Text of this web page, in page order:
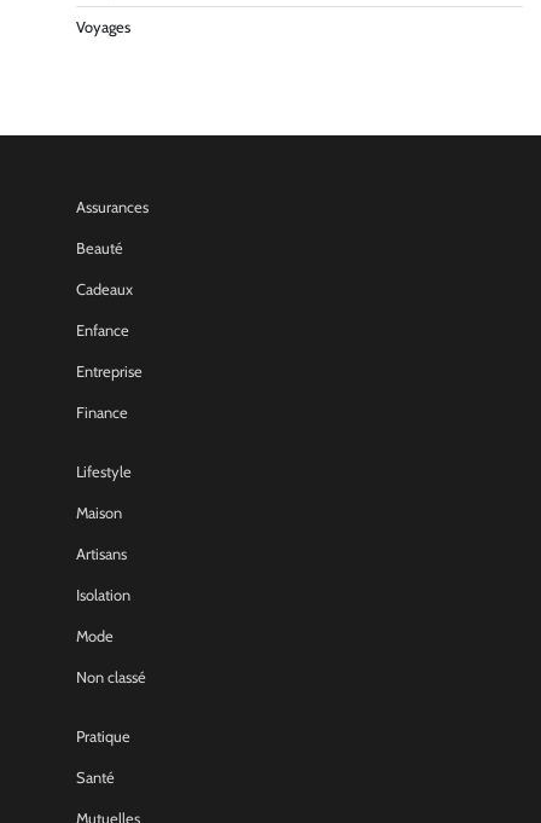
Voyages
Assurances
Beauté
Cadeaux
Enfance
Entreprise
Finance
Lifestyle
Maison
Artisans
Isolation
Mode
Non classé
Pratique
Santé
Mutuelles